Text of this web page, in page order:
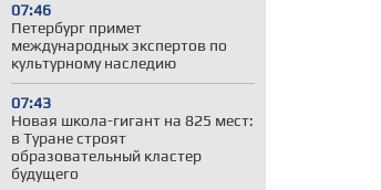
07:46
Петербург примет
международных экспертов по
культурному наследию
07:43
Новая школа-гигант на 825 мест:
в Туране строят
образовательный кластер
будущего